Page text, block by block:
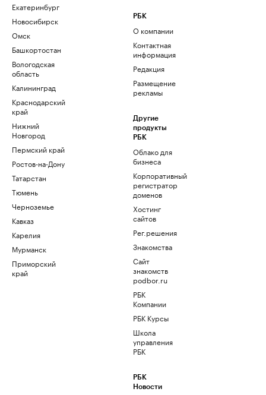
Екатеринбург
Новосибирск
Омск
Башкортостан
Вологодская
область
Калининград
Краснодарский
край
Нижний
Новгород
Пермский край
Ростов-на-Дону
Татарстан
Тюмень
Черноземье
Кавказ
Карелия
Мурманск
Приморский
край
РБК
О компании
Контактная
информация
Редакция
Размещение
рекламы
Другие
продукты
РБК
Облако для
бизнеса
Корпоративный
регистратор
доменов
Хостинг
сайтов
Рег.решения
Знакомства
Сайт
знакомств
podbor.ru
РБК
Компании
РБК Курсы
Школа
управления
РБК
РБК
Новости